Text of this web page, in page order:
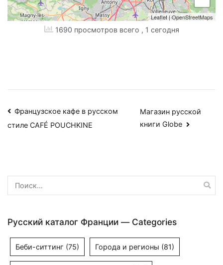
Leaflet|OpenStreetMaps
1690 просмотров всего , 1 сегодня
Навигация
по
Французское кафе в русском
стиле CAFÉ POUCHKINE
Магазин русской
книги Globe
Найти:
Русский каталог Франции — Categories
Беби-ситтинг (75) Города и регионы (81)